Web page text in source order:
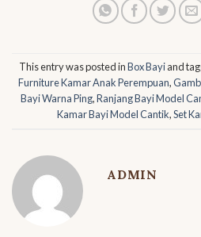
This entry was posted inBox Bayiand
Furniture Kamar Anak Perempuan,
Bayi Warna Ping,Ranjang Bayi Model
Kamar Bayi Model Cantik,Set
ADMIN